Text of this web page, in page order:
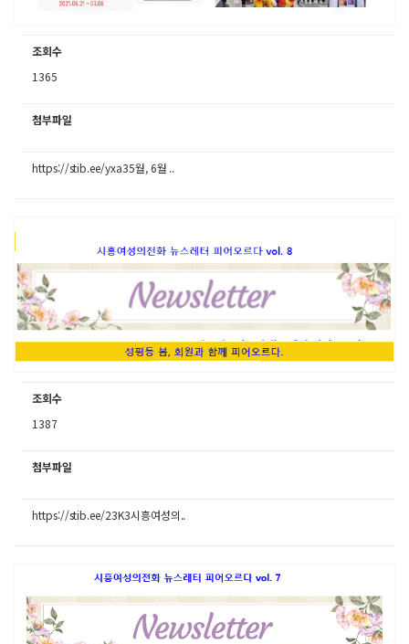
조회수
1365
첨부파일
https://stib.ee/yxa35월, 6월 ..
조회수
1387
첨부파일
https://stib.ee/23K3시흥여성의..